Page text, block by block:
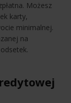
Możesz
karty,
minimalnej.
na